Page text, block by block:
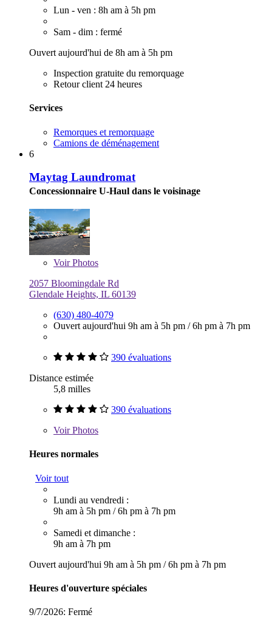
Lun - ven : 8h am à 5h pm
Sam - dim : fermé
Ouvert aujourd'hui de 8h am à 5h pm
Inspection gratuite du remorquage
Retour client 24 heures
Services
Remorques et remorquage
Camions de déménagement
6
Maytag Laundromat
Concessionnaire U-Haul dans le voisinage
VoirPhotos
2057 Bloomingdale Rd
Glendale Heights, IL 60139
(630) 480-4079
Ouvert aujourd'hui 9h am à 5h pm /6h pm à 7h pm
390 évaluations
Distance estimée
5,8 milles
390 évaluations
VoirPhotos
Heures normales
Voir tout
Lundi au vendredi :
9h am à 5h pm /6h pm à 7h pm
Samedi et dimanche :
9h am à 7h pm
Ouvert aujourd'hui 9h am à 5h pm /6h pm à 7h pm
Heures d'ouverture spéciales
9/7/2026: Fermé